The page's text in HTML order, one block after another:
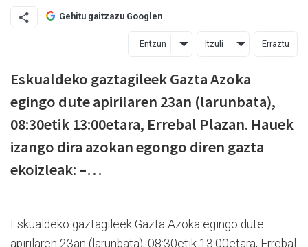
Gehitu gaitzazu Googlen
Entzun Itzuli Erraztu
Eskualdeko gaztagileek Gazta Azoka
egingo dute apirilaren 23an (larunbata),
08:30etik 13:00etara, Errebal Plazan. Hauek
izango dira azokan egongo diren gazta
ekoizleak: –…
Eskualdeko gaztagileek Gazta Azoka egingo dute
apirilaren 23an (larunbata), 08:30etik 13:00etara, Errebal